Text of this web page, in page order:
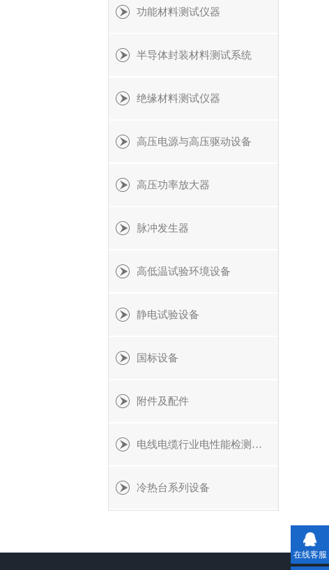
功能材料测试仪器
半导体封装材料测试系统
绝缘材料测试仪器
高压电源与高压驱动设备
高压功率放大器
脉冲发生器
高低温试验环境设备
静电试验设备
国标设备
附件及配件
电线电缆行业电性能检测设备
冷热台系列设备
在线客服